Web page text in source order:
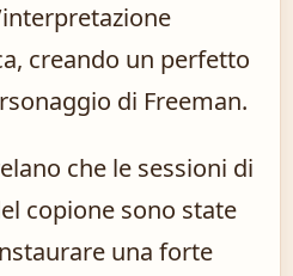
creando un perfetto
di Freeman.
che le sessioni di
copione sono state
una forte